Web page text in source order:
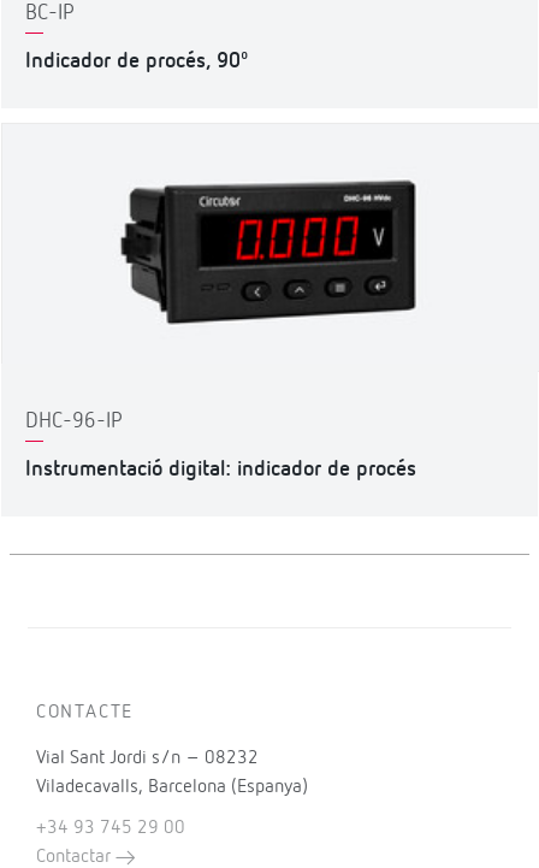
BC-IP
Indicador de procés, 90º
DHC-96-IP
Instrumentació digital: indicador de procés
CONTACTE
Vial Sant Jordi s/n – 08232
Viladecavalls, Barcelona (Espanya)
+34 93 745 29 00
Contactar